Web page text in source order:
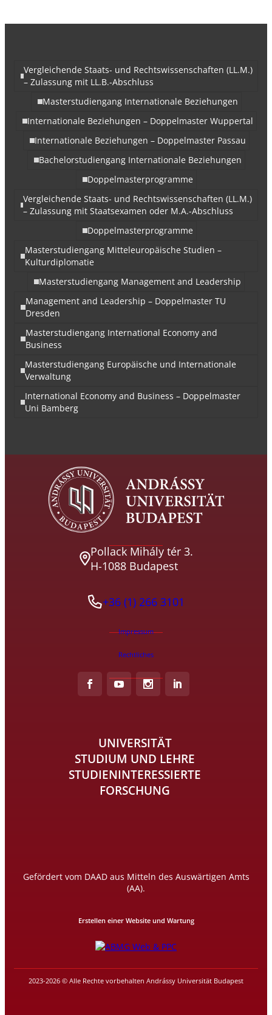
Vergleichende Staats- und Rechtswissenschaften (LL.M.)
– Zulassung mit LL.B.-Abschluss
Masterstudiengang Internationale Beziehungen
Internationale Beziehungen – Doppelmaster Wuppertal
Internationale Beziehungen – Doppelmaster Passau
Bachelorstudiengang Internationale Beziehungen
Doppelmasterprogramme
Vergleichende Staats- und Rechtswissenschaften (LL.M.)
– Zulassung mit Staatsexamen oder M.A.-Abschluss
Doppelmasterprogramme
Masterstudiengang Mitteleuropäische Studien –
Kulturdiplomatie
Masterstudiengang Management and Leadership
Management and Leadership – Doppelmaster TU
Dresden
Masterstudiengang International Economy and
Business
Masterstudiengang Europäische und Internationale
Verwaltung
International Economy and Business – Doppelmaster
Uni Bamberg
Pollack Mihály tér 3.
H-1088 Budapest
+36 (1) 266 3101
Impressum
Rechtliches
UNIVERSITÄT
STUDIUM UND LEHRE
STUDIENINTERESSIERTE
FORSCHUNG
Gefördert vom DAAD aus Mitteln des Auswärtigen Amts
(AA).
2023-2026 © Alle Rechte vorbehalten Andrássy Universität Budapest
Erstellen einer Website und Wartung